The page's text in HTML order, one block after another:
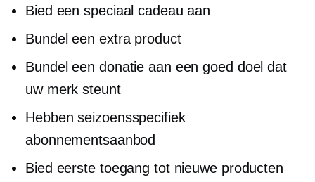
Bied een speciaal cadeau aan
Bundel een extra product
Bundel een donatie aan een goed doel dat
uw merk steunt
Hebbenseizoensspecifiek
abonnementsaanbod
Bied eerste toegang tot nieuwe producten